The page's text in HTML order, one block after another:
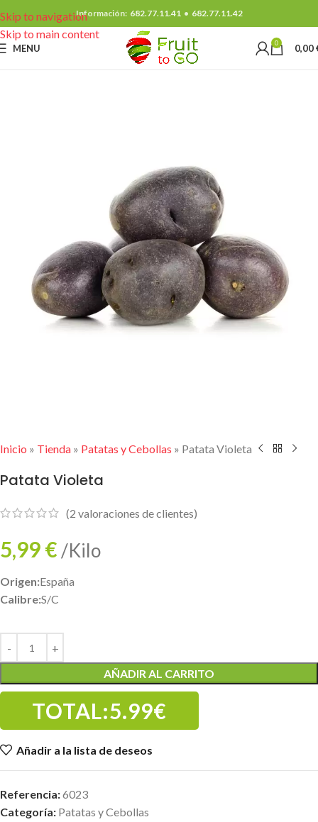
Skip to navigation
Skip to main content
Información: 682.77.11.41• 682.77.11.42
MENU 0 0,00
Inicio » Tienda » Patatas y Cebollas » Patata Violeta
Patata Violeta
(2 valoraciones de clientes)
5,99€ /Kilo
Origen:España
Calibre:S/C
AÑADIR AL CARRITO
TOTAL:5.99€
Añadir a la lista de deseos
Referencia:6023
Categoría: Patatas y Cebollas